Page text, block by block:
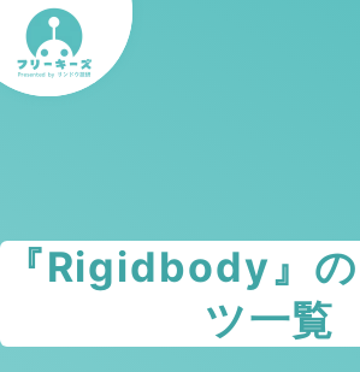
『Rigidbody』
ツ一覧